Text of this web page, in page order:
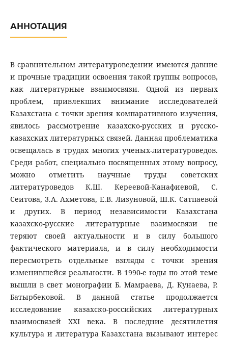
АННОТАЦИЯ
В сравнительном литературоведении имеются давние
и прочные традиции освоения такой группы вопросов,
как литературные взаимосвязи. Одной из первых
проблем, привлекших внимание исследователей
Казахстана с точки зрения компаративного изучения,
явилось рассмотрение казахско-русских и русско-
казахских литературных связей. Данная проблематика
освещалась в трудах многих ученых-литературоведов.
Среди работ, специально посвященных этому вопросу,
можно отметить научные труды советских
литературоведов К.Ш. Кереевой-Канафиевой, С.
Сеитова, 3.А. Ахметова, Е.В. Лизуновой, Ш.К. Сатпаевой
и других. В период независимости Казахстана
казахско-русские литературные взаимосвязи не
теряют своей актуальности и в силу большого
фактического материала, и в силу необходимости
пересмотреть отдельные взгляды с точки зрения
изменившейся реальности. В 1990-е годы по этой теме
вышли в свет монографии Б. Мамраева, Д. Кунаева, Р.
Батырбековой. В данной статье продолжается
исследование казахско-российских литературных
взаимосвязей XXI века. В последние десятилетия
культура и литература Казахстана вызывают интерес